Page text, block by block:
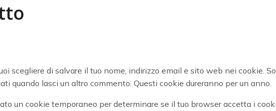
scegliere di salvare il tuo nome, indirizzo email e sito web nei cookie.
quando lasci un altro commento. Questi cookie dureranno per un anno.
un cookie temporaneo per determinare se il tuo browser accetta i